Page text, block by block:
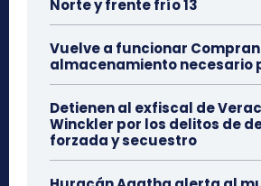
Norte y frente frío 13
Vuelve a funcionar
almacenamiento necesario
Detienen al exfiscal de
Winckler por los delitos de
forzada y secuestro